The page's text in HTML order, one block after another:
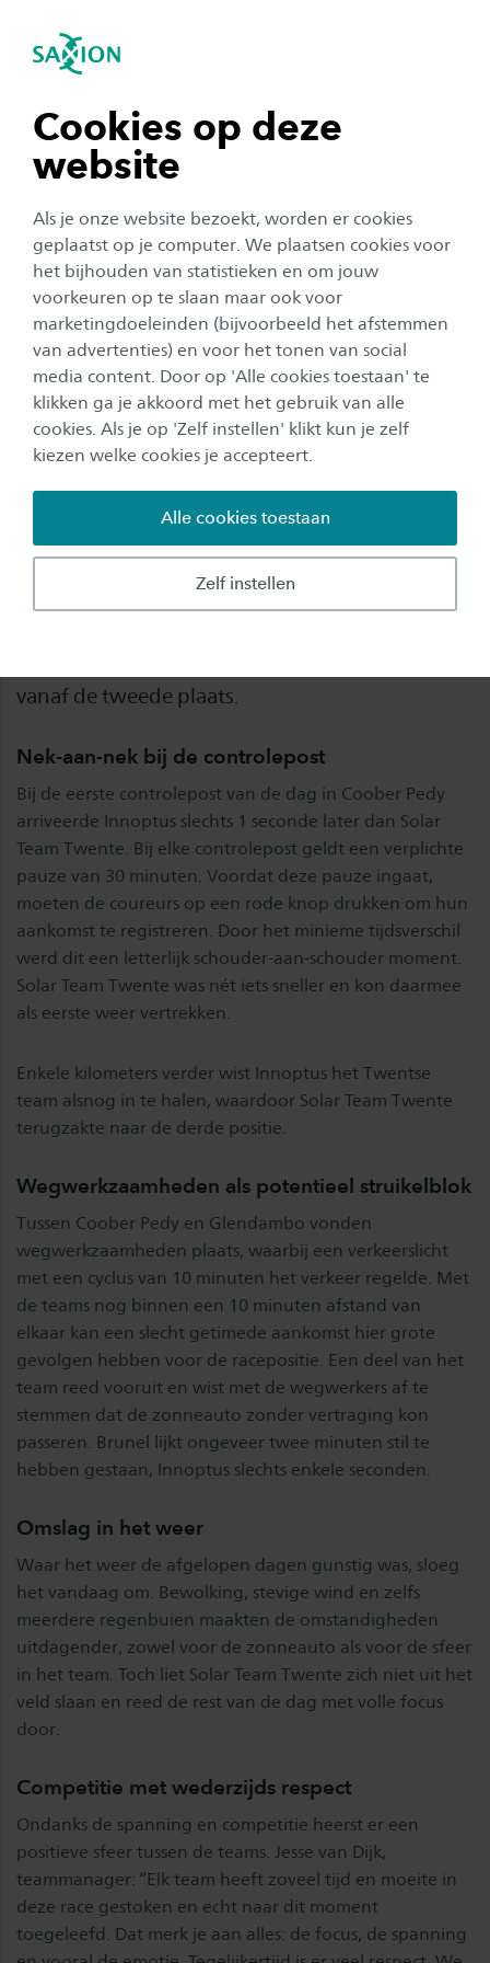
Cookies op deze
website
Als je onze website bezoekt, worden er cookies
geplaatst op je computer. We plaatsen cookies voor
het bijhouden van statistieken en om jouw
voorkeuren op te slaan maar ook voor
marketingdoeleinden (bijvoorbeeld het afstemmen
van advertenties) en voor het tonen van social
media content. Door op 'Alle cookies toestaan' te
klikken ga je akkoord met het gebruik van alle
cookies. Als je op 'Zelf instellen' klikt kun je zelf
kiezen welke cookies je accepteert.
Zelf instellen
Alle cookies toestaan
Navigatie openen
tonen
tonen
tonen
tonen
sluiten
Organisatie
Solar Team Twente in felle
strijd met Innoptus tijdens dag
4
27 augustus 2025 Leestijd: Minuten
Dag 4 van de Bridgestone World Solar
Challenge 2025 stond in het teken van een nek-
aan-nek race met Innoptus Solar Team,
vanaf de tweede plaats.
Nek-aan-nek bij de controlepost
Bij de eerste controlepost van de dag in Coober Pedy
arriveerde Innoptus slechts 1 seconde later dan Solar
Team Twente. Bij elke controlepost geldt een verplichte
pauze van 30 minuten. Voordat deze pauze ingaat,
moeten de coureurs op een rode knop drukken om hun
aankomst te registreren. Door het minieme tijdsverschil
werd dit een letterlijk schouder-aan-schouder moment.
Solar Team Twente was nét iets sneller en kon daarmee
als eerste weer vertrekken.
Enkele kilometers verder wist Innoptus het Twentse
team alsnog in te halen, waardoor Solar Team Twente
terugzakte naar de derde positie.
Wegwerkzaamheden als potentieel struikelblok
Tussen Coober Pedy en Glendambo vonden
wegwerkzaamheden plaats, waarbij een verkeerslicht
met een cyclus van 10 minuten het verkeer regelde. Met
de teams nog binnen een 10 minuten afstand van
elkaar kan een slecht getimede aankomst hier grote
gevolgen hebben voor de racepositie. Een deel van het
team reed vooruit en wist met de wegwerkers af te
stemmen dat de zonneauto zonder vertraging kon
passeren. Brunel lijkt ongeveer twee minuten stil te
hebben gestaan, Innoptus slechts enkele seconden.
Omslag in het weer
Waar het weer de afgelopen dagen gunstig was, sloeg
het vandaag om. Bewolking, stevige wind en zelfs
meerdere regenbuien maakten de omstandigheden
uitdagender, zowel voor de zonneauto als voor de sfeer
in het team. Toch liet Solar Team Twente zich niet uit het
veld slaan en reed de rest van de dag met volle focus
door.
Competitie met wederzijds respect
Ondanks de spanning en competitie heerst er een
positieve sfeer tussen de teams. Jesse van Dijk,
teammanager: “Elk team heeft zoveel tijd en moeite in
deze race gestoken en echt naar dit moment
toegeleefd. Dat merk je aan alles: de focus, de spanning